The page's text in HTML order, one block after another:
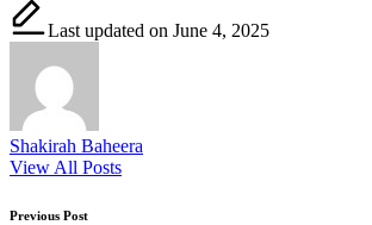
Last updated on June 4, 2025
Shakirah Baheera
View All Posts
Previous Post